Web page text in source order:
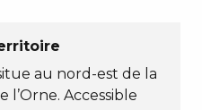
au nord-est de la
l’Orne. Accessible